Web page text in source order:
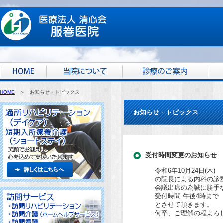
HOME ＞ お知らせ・トピックス
お知らせ・トピックス
受付時間変更のお知らせ
令和6年10月24日(木)
の院長による内科の診
会議出席の為誠に勝手
受付時間 午後4時まで
とさせて頂きます。
何卒、ご理解の程よろ